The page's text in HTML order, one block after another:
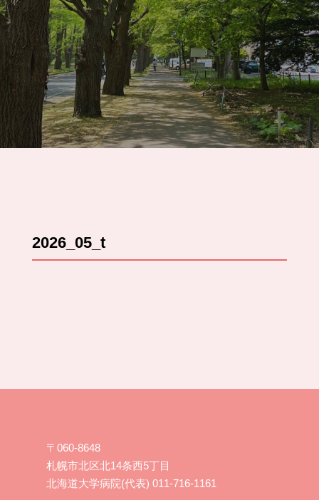
2026_05_t
〒060-8648
札幌市北区北14条西5丁目
北海道大学病院(代表) 011-716-1161